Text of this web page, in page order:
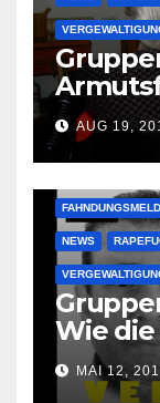
Oma
AUG 19,
NEWS
Wie die
Bilder
MAI 12,